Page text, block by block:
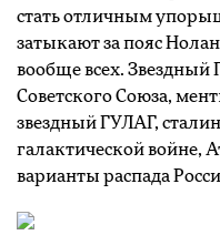
стать отличным
затыкают за пояс
вообще всех. Звездный
Советского Союза,
звездный ГУЛАГ,
галактической войне,
варианты распада